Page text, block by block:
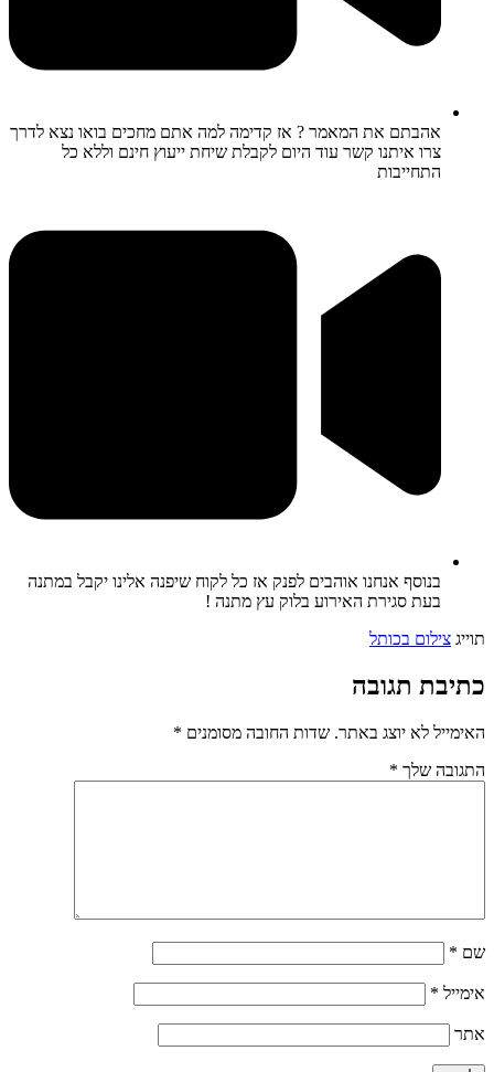
אהבתם את המאמר ? אז קדימה למה אתם מחכים בואו נצא לדרך
צרו איתנו קשר עוד היום לקבלת שיחת ייעוץ חינם וללא כל
התחייבות
בנוסף אנחנו אוהבים לפנק אז כל לקוח שיפנה אלינו יקבל במתנה
בעת סגירת האירוע בלוק עץ מתנה !
תוייג צילום בכותל
כתיבת תגובה
האימייל לא יוצג באתר. שדות החובה מסומנים *
התגובה שלך *
שם *
אימייל *
אתר